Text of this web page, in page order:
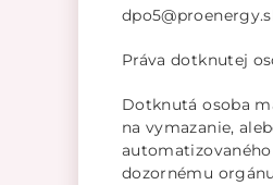
Práva dotknutej
Dotknutá osoba
na vymazanie,
dozornému